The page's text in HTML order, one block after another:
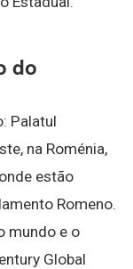
do
Palatul
na Roménia,
estão
Romeno.
mundo e o
Global